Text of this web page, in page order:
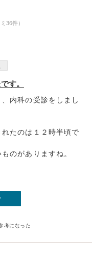
36件）
す。
内科の受診をしまし
たのは１２時半頃で
のがありますね。
考になった